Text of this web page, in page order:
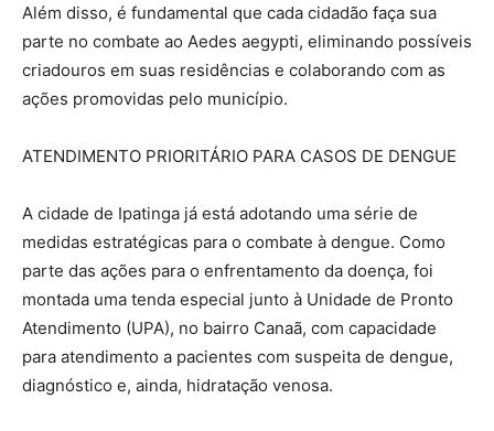
Além disso, é fundamental que cada cidadão faça sua
parte no combate ao Aedes aegypti, eliminando possíveis
criadouros em suas residências e colaborando com as
ações promovidas pelo município.
ATENDIMENTO PRIORITÁRIO PARA CASOS DE DENGUE
A cidade de Ipatinga já está adotando uma série de
medidas estratégicas para o combate à dengue. Como
parte das ações para o enfrentamento da doença, foi
montada uma tenda especial junto à Unidade de Pronto
Atendimento (UPA), no bairro Canaã, com capacidade
para atendimento a pacientes com suspeita de dengue,
diagnóstico e, ainda, hidratação venosa.